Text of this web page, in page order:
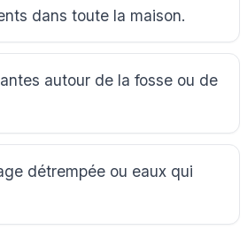
dans toute la maison.
autour de la fosse ou de
détrempée ou eaux qui